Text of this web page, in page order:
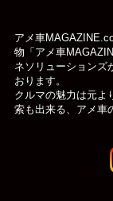
アメ車
物「アメ車
ネソリューションズ
おります。
クルマの魅力は元よ
索も出来る、アメ車